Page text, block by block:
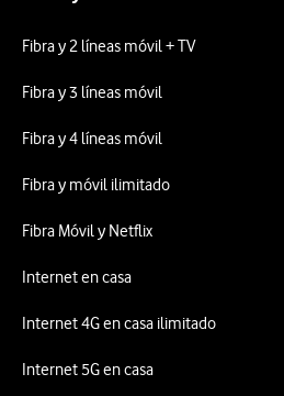
Fibra y 2 líneas móvil + TV
Fibra y 3 líneas móvil
Fibra y 4 líneas móvil
Fibra y móvil ilimitado
Fibra Móvil y Netflix
Internet en casa
Internet 4G en casa ilimitado
Internet 5G en casa